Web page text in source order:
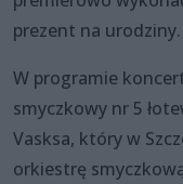
prezent na urodziny.
W programie
smyczkowy nr 5
Vasksa, który w
orkiestrę